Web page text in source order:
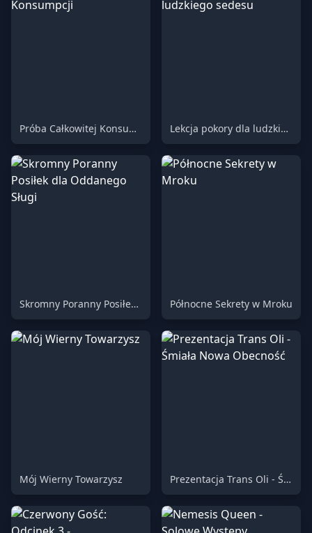
Próba Całkowitej Konsumpcji Lekcja pokory dla ludzkiego sedesu
Skromny Poranny Posiłek dla Oddanego Sługi Północne Sekrety w Mroku
Mój Wierny Towarzysz Prezentacja Trans Oli - Śmiała Nowa Obecność